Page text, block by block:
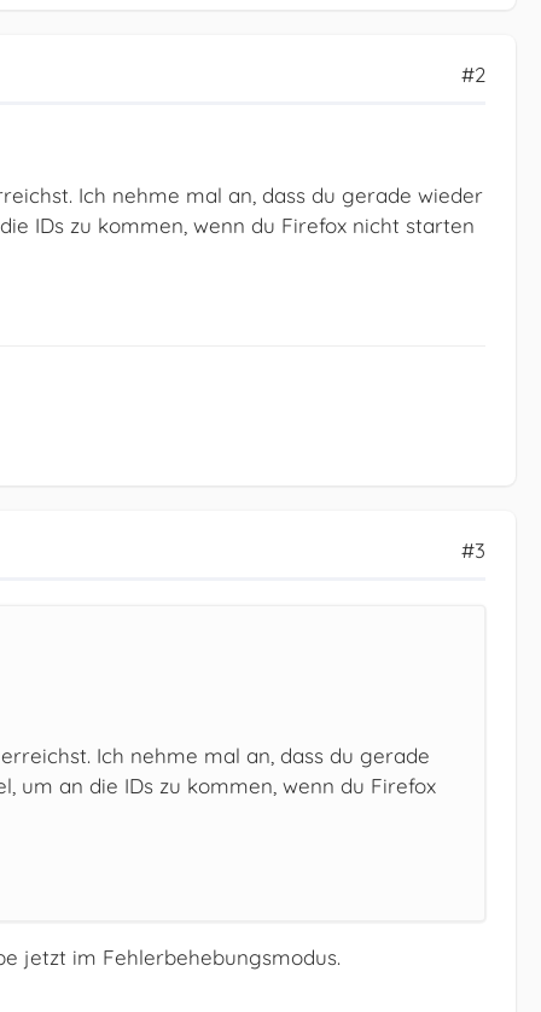
#2
Ich nehme mal an, dass du gerade wieder
IDs zu kommen, wenn du Firefox nicht starten
#3
Ich nehme mal an, dass du gerade
um an die IDs zu kommen, wenn du Firefox
jetzt im Fehlerbehebungsmodus.